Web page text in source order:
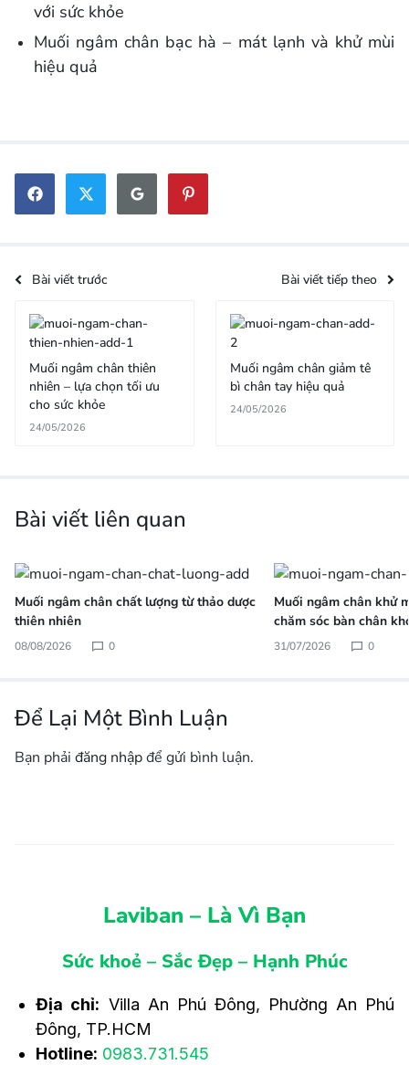
với sức khỏe
Muối ngâm chân bạc hà – mát lạnh và khử mùi
hiệu quả
Bài viết trước Bài viết tiếp theo
Muối ngâm chân thiên
nhiên – lựa chọn tối ưu
cho sức khỏe
24/05/2026
Muối ngâm chân giảm tê
bì chân tay hiệu quả
24/05/2026
Bài viết liên quan
Muối ngâm chân chất lượng từ thảo dược
thiên nhiên
08/08/2026 0
Muối ngâm chân khử
chăm sóc bàn chân
31/07/2026 0
Để Lại Một Bình Luận
Bạn phải đăng nhậpđể gửi bình luận.
Laviban – Là Vì Bạn
Sức khoẻ – Sắc Đẹp – Hạnh Phúc
Địa chỉ: Villa An Phú Đông, Phường An Phú
Đông, TP.HCM
Hotline: 0983.731.545